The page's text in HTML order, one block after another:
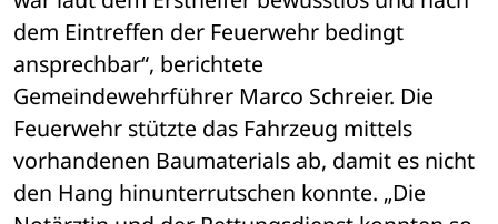
dem Eintreffen der Feuerwehr bedingt
ansprechbar“, berichtete
Gemeindewehrführer Marco Schreier. Die
Feuerwehr stützte das Fahrzeug mittels
vorhandenen Baumaterials ab, damit es nicht
den Hang hinunterrutschen konnte. „Die